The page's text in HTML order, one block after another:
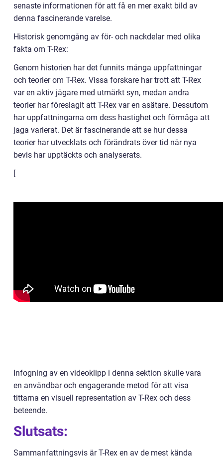
senaste informationen för att få en mer exakt bild av
denna fascinerande varelse.
Historisk genomgång av för- och nackdelar med olika
fakta om T-Rex:
Genom historien har det funnits många uppfattningar
och teorier om T-Rex. Vissa forskare har trott att T-Rex
var en aktiv jägare med utmärkt syn, medan andra
teorier har föreslagit att T-Rex var en asätare. Dessutom
har uppfattningarna om dess hastighet och förmåga att
jaga varierat. Det är fascinerande att se hur dessa
teorier har utvecklats och förändrats över tid när nya
bevis har upptäckts och analyserats.
[
Infogning av en videoklipp i denna sektion skulle vara
en användbar och engagerande metod för att visa
tittarna en visuell representation av T-Rex och dess
beteende.
Slutsats:
Sammanfattningsvis är T-Rex en av de mest kända